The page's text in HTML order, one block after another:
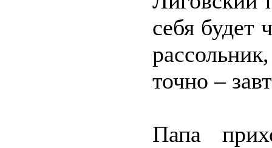
себя будет
точно –
Папа